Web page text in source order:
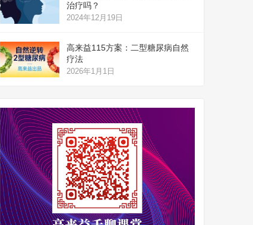
治疗吗？
2024年12月19日
高来益115方案：二型糖尿病自然
疗法
2026年1月1日